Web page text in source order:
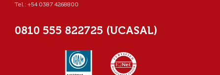
Tel.: +54 0387 4268800
0810 555 822725 (UCASAL)